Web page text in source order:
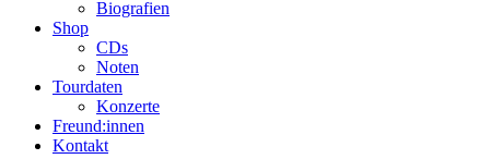
Biografien
Shop
CDs
Noten
Tourdaten
Konzerte
Freund:innen
Kontakt